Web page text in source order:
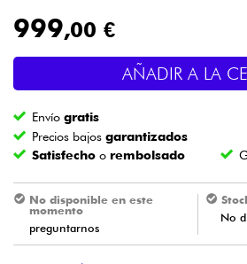
Luces
Vientos
Violines y cuarteto
Niños
999,00 €
AÑADIR A LA
Envíogratis
Precios bajosgarantizados
Satisfecho o rembolsado
No disponible en este
momento
preguntarnos
No